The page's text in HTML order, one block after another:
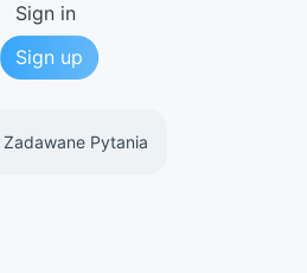
Sign in
Sign up
Pytania